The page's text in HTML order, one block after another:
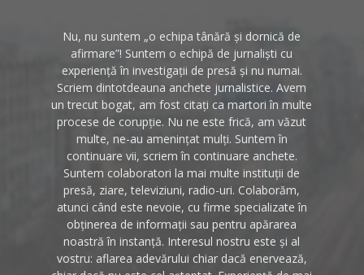
Nu, nu suntem „o echipa tânără și dornică de
afirmare”! Suntem o echipă de jurnaliști cu
experiență în investigații de presă și nu numai.
Scriem dintotdeauna anchete jurnalistice. Avem
un trecut bogat, am fost citați ca martori în multe
procese de corupție. Nu ne este frică, am văzut
multe, ne-au amenințat mulți. Suntem în
continuare vii, scriem în continuare anchete.
Suntem colaboratori la mai multe instituții de
presă, ziare, televiziuni, radio-uri. Colaborăm,
atunci când este nevoie, cu firme specializate în
obținerea de informații sau pentru apărarea
noastră în instanță. Interesul nostru este și al
vostru: aflarea adevărului chiar dacă enervează,